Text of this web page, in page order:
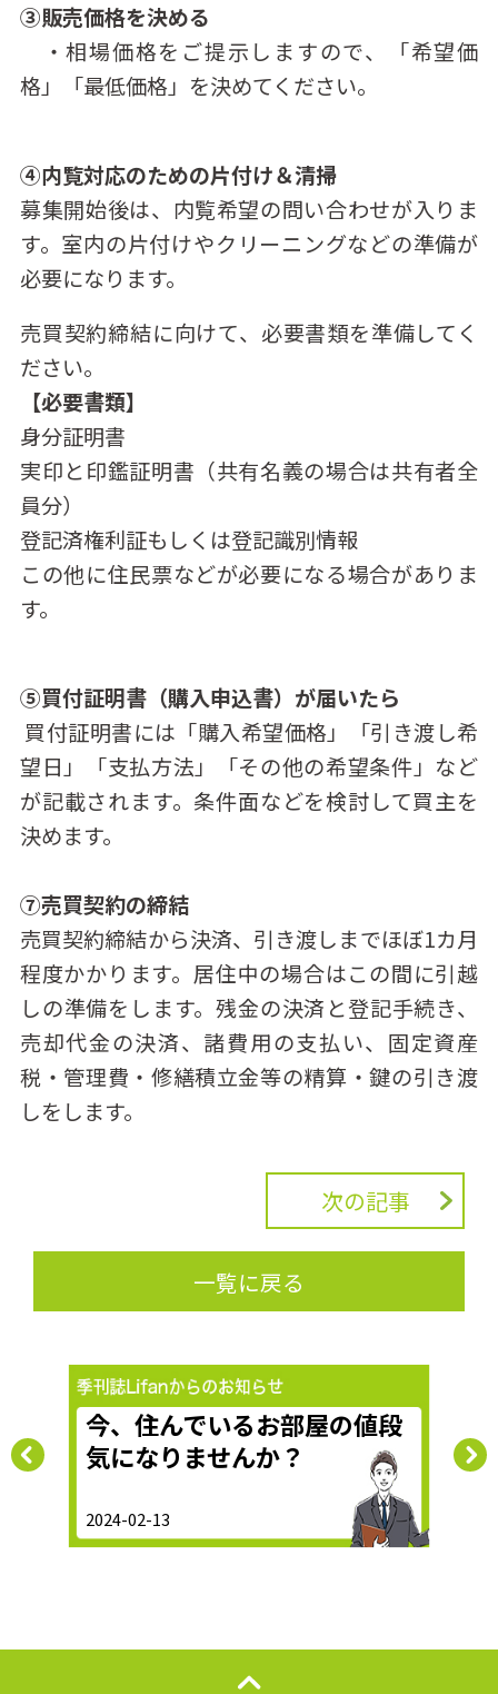
③販売価格を決める
・相場価格をご提示しますので、「希望価
格」「最低価格」を決めてください。
④内覧対応のための片付け＆清掃
募集開始後は、内覧希望の問い合わせが入りま
す。室内の片付けやクリーニングなどの準備が
必要になります。
売買契約締結に向けて、必要書類を準備してく
ださい。
【必要書類】
身分証明書
実印と印鑑証明書（共有名義の場合は共有者全
員分）
登記済権利証もしくは登記識別情報
この他に住民票などが必要になる場合がありま
す。
⑤買付証明書（購入申込書）が届いたら
買付証明書には「購入希望価格」「引き渡し希
望日」「支払方法」「その他の希望条件」など
が記載されます。条件面などを検討して買主を
決めます。
⑦売買契約の締結
売買契約締結から決済、引き渡しまでほぼ1カ月
程度かかります。居住中の場合はこの間に引越
しの準備をします。残金の決済と登記手続き、
売却代金の決済、諸費用の支払い、固定資産
税・管理費・修繕積立金等の精算・鍵の引き渡
しをします。
次の記事
一覧に戻る
今、住んでいるお部屋の値段
気になりませんか？
2024-02-13